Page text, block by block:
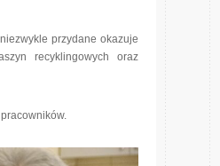
przydane okazuje
recyklingowych oraz